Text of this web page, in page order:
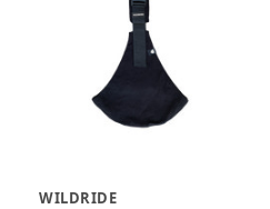
WILDRIDE